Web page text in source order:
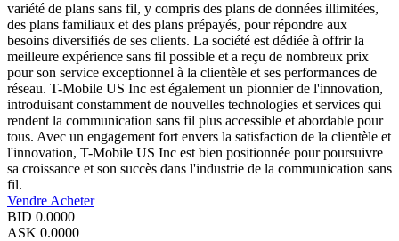
variété de plans sans fil, y compris des plans de données illimitées,
des plans familiaux et des plans prépayés, pour répondre aux
besoins diversifiés de ses clients. La société est dédiée à offrir la
meilleure expérience sans fil possible et a reçu de nombreux prix
pour son service exceptionnel à la clientèle et ses performances de
réseau. T-Mobile US Inc est également un pionnier de l'innovation,
introduisant constamment de nouvelles technologies et services qui
rendent la communication sans fil plus accessible et abordable pour
tous. Avec un engagement fort envers la satisfaction de la clientèle et
l'innovation, T-Mobile US Inc est bien positionnée pour poursuivre
sa croissance et son succès dans l'industrie de la communication sans
fil.
Vendre Acheter
BID 0.0000
ASK 0.0000